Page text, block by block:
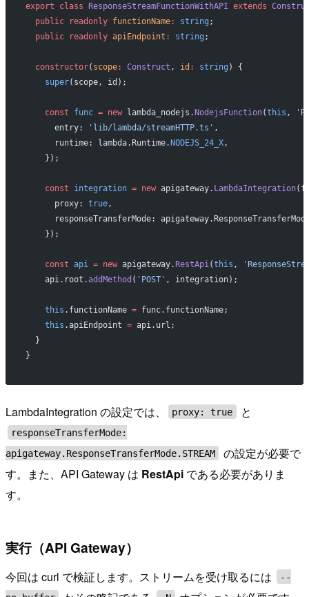
export class ResponseStreamFunctionWithAPI extends
  public
readonly functionName: string ;
  public
readonly apiEndpoint : string ;
  constructor
( scope: Construct , id : string ) {
    super
(scope, id);
    const
func = new lambda_nodejs.NodejsFunction(this ,
      entry:
'lib/lambda/streamHTTP.ts' ,
      runtime: lambda.Runtime.
NODEJS_24_X,
    });
    const
integration = new apigateway. LambdaIntegration
      proxy:
true,
responseTransferMode:
    });
    const
api = new apigateway.RestApi (this ,
    api.root.
addMethod ( 'POST' , integration);
    this
.functionName = func.functionName;
    this
.apiEndpoint = api.url;
  }
}
LambdaIntegration の設定では、 proxy: true と
responseTransferMode:
apigateway.ResponseTransferMode.STREAM
の設定が必要で
す。また、API Gateway は RestApi である必要がありま
す。
実行（API Gateway）
今回は curl で検証します。ストリームを受け取るには
--